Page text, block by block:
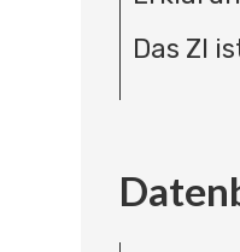
Das ZI